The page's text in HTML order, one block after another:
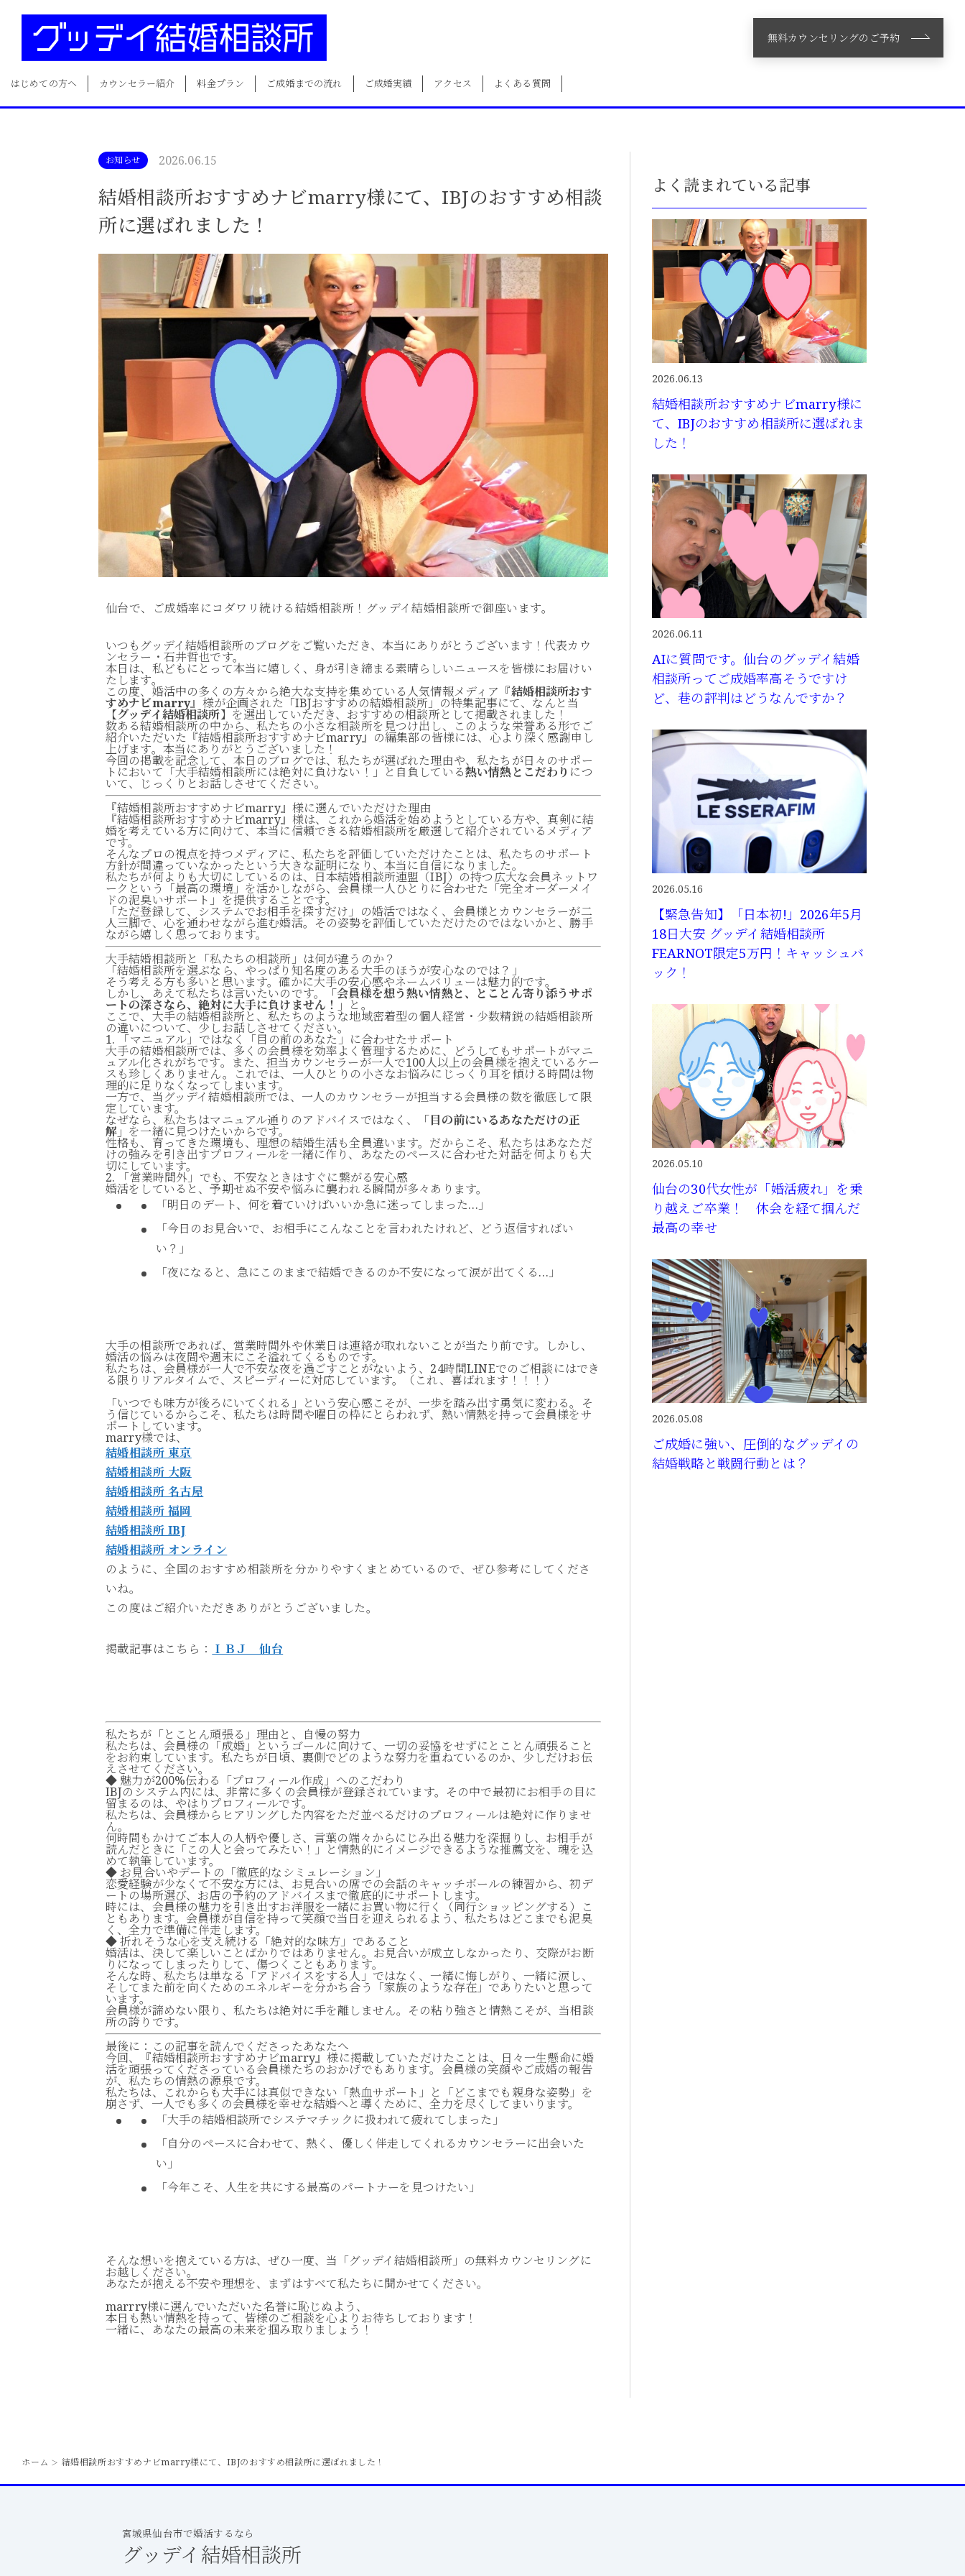
無料カウンセリングのご予約
はじめての方へ カウンセラー紹介 料金プラン ご成婚までの流れ ご成婚実績 アクセス よくある質問
お知らせ 2026.06.15
結婚相談所おすすめナビmarry様にて、IBJのおすすめ相談
所に選ばれました！
仙台で、ご成婚率にコダワリ続ける結婚相談所！グッデイ結婚相談所で御座います。
いつもグッデイ結婚相談所のブログをご覧いただき、本当にありがとうございます！代表カウ
ンセラー・石井哲也です。
本日は、私どもにとって本当に嬉しく、身が引き締まる素晴らしいニュースを皆様にお届けい
たします。
この度、婚活中の多くの方々から絶大な支持を集めている人気情報メディア『結婚相談所おす
すめナビmarry』様が企画された「IBJおすすめの結婚相談所」の特集記事にて、なんと当
【グッデイ結婚相談所】を選出していただき、おすすめの相談所として掲載されました！
数ある結婚相談所の中から、私たちの小さな相談所を見つけ出し、このような栄誉ある形でご
紹介いただいた『結婚相談所おすすめナビmarry』の編集部の皆様には、心より深く感謝申し
上げます。本当にありがとうございました！
今回の掲載を記念して、本日のブログでは、私たちが選ばれた理由や、私たちが日々のサポー
トにおいて「大手結婚相談所には絶対に負けない！」と自負している熱い情熱とこだわり につ
いて、じっくりとお話しさせてください。
『結婚相談所おすすめナビmarry』様に選んでいただけた理由
『結婚相談所おすすめナビmarry』様は、これから婚活を始めようとしている方や、真剣に結
婚を考えている方に向けて、本当に信頼できる結婚相談所を厳選して紹介されているメディア
です。
そんなプロの視点を持つメディアに、私たちを評価していただけたことは、私たちのサポート
方針が間違っていなかったという大きな証明になり、本当に自信になりました。
私たちが何よりも大切にしているのは、日本結婚相談所連盟（IBJ）の持つ広大な会員ネットワ
ークという「最高の環境」を活かしながら、会員様一人ひとりに合わせた「完全オーダーメイ
ドの泥臭いサポート」を提供することです。
「ただ登録して、システムでお相手を探すだけ」の婚活ではなく、会員様とカウンセラーが二
人三脚で、心を通わせながら進む婚活。その姿勢を評価していただけたのではないかと、勝手
ながら嬉しく思っております。
大手結婚相談所と「私たちの相談所」は何が違うのか？
「結婚相談所を選ぶなら、やっぱり知名度のある大手のほうが安心なのでは？」
そう考える方も多いと思います。確かに大手の安心感やネームバリューは魅力的です。
しかし、あえて私たちは言いたいのです。 「会員様を想う熱い情熱と、とことん寄り添うサポ
ートの深さなら、絶対に大手に負けません！」 と。
ここで、大手の結婚相談所と、私たちのような地域密着型の個人経営・少数精鋭の結婚相談所
の違いについて、少しお話しさせてください。
1. 「マニュアル」ではなく「目の前のあなた」に合わせたサポート
大手の結婚相談所では、多くの会員様を効率よく管理するために、どうしてもサポートがマニ
ュアル化されがちです。また、担当カウンセラーが一人で100人以上の会員様を抱えているケー
スも珍しくありません。これでは、一人ひとりの小さなお悩みにじっくり耳を傾ける時間は物
理的に足りなくなってしまいます。
一方で、当グッデイ結婚相談所では、一人のカウンセラーが担当する会員様の数を徹底して限
定しています。
なぜなら、私たちはマニュアル通りのアドバイスではなく、 「目の前にいるあなただけの正
解」 を一緒に見つけたいからです。
性格も、育ってきた環境も、理想の結婚生活も全員違います。だからこそ、私たちはあなただ
けの強みを引き出すプロフィールを一緒に作り、あなたのペースに合わせた対話を何よりも大
切にしています。
2. 「営業時間外」でも、不安なときはすぐに繋がる安心感
婚活をしていると、予期せぬ不安や悩みに襲われる瞬間が多々あります。
「明日のデート、何を着ていけばいいか急に迷ってしまった…」
「今日のお見合いで、お相手にこんなことを言われたけれど、どう返信すればい
い？」
「夜になると、急にこのままで結婚できるのか不安になって涙が出てくる…」
大手の相談所であれば、営業時間外や休業日は連絡が取れないことが当たり前です。しかし、
婚活の悩みは夜間や週末にこそ溢れてくるものです。
私たちは、会員様が一人で不安な夜を過ごすことがないよう、24時間LINEでのご相談にはでき
る限りリアルタイムで、スピーディーに対応しています。（これ、喜ばれます！！！）
「いつでも味方が後ろにいてくれる」という安心感こそが、一歩を踏み出す勇気に変わる。そ
う信じているからこそ、私たちは時間や曜日の枠にとらわれず、熱い情熱を持って会員様をサ
ポートしています。
marry様では、
結婚相談所 東京
結婚相談所 大阪
結婚相談所 名古屋
結婚相談所 福岡
結婚相談所 IBJ
結婚相談所 オンライン
のように、全国のおすすめ相談所を分かりやすくまとめているので、ぜひ参考にしてくださ
いね。
この度はご紹介いただきありがとうございました。
掲載記事はこちら： ＩＢＪ 仙台
私たちが「とことん頑張る」理由と、自慢の努力
私たちは、会員様の「成婚」というゴールに向けて、一切の妥協をせずにとことん頑張ること
をお約束しています。私たちが日頃、裏側でどのような努力を重ねているのか、少しだけお伝
えさせてください。
◆ 魅力が200%伝わる「プロフィール作成」へのこだわり
IBJのシステム内には、非常に多くの会員様が登録されています。その中で最初にお相手の目に
留まるのは、やはりプロフィールです。
私たちは、会員様からヒアリングした内容をただ並べるだけのプロフィールは絶対に作りませ
ん。
何時間もかけてご本人の人柄や優しさ、言葉の端々からにじみ出る魅力を深掘りし、お相手が
読んだときに「この人と会ってみたい！」と情熱的にイメージできるような推薦文を、魂を込
めて執筆しています。
◆ お見合いやデートの「徹底的なシミュレーション」
恋愛経験が少なくて不安な方には、お見合いの席での会話のキャッチボールの練習から、初デ
ートの場所選び、お店の予約のアドバイスまで徹底的にサポートします。
時には、会員様の魅力を引き出すお洋服を一緒にお買い物に行く（同行ショッピングする）こ
ともあります。会員様が自信を持って笑顔で当日を迎えられるよう、私たちはどこまでも泥臭
く、全力で準備に伴走します。
◆ 折れそうな心を支え続ける「絶対的な味方」であること
婚活は、決して楽しいことばかりではありません。お見合いが成立しなかったり、交際がお断
りになってしまったりして、傷つくこともあります。
そんな時、私たちは単なる「アドバイスをする人」ではなく、一緒に悔しがり、一緒に涙し、
そしてまた前を向くためのエネルギーを分かち合う「家族のような存在」でありたいと思って
います。
会員様が諦めない限り、私たちは絶対に手を離しません。その粘り強さと情熱こそが、当相談
所の誇りです。
最後に：この記事を読んでくださったあなたへ
今回、『結婚相談所おすすめナビmarry』様に掲載していただけたことは、日々一生懸命に婚
活を頑張ってくださっている会員様たちのおかげでもあります。会員様の笑顔やご成婚の報告
が、私たちの情熱の源泉です。
私たちは、これからも大手には真似できない「熱血サポート」と「どこまでも親身な姿勢」を
崩さず、一人でも多くの会員様を幸せな結婚へと導くために、全力を尽くしてまいります。
「大手の結婚相談所でシステマチックに扱われて疲れてしまった」
「自分のペースに合わせて、熱く、優しく伴走してくれるカウンセラーに出会いた
い」
「今年こそ、人生を共にする最高のパートナーを見つけたい」
そんな想いを抱えている方は、ぜひ一度、当「グッデイ結婚相談所」の無料カウンセリングに
お越しください。
あなたが抱える不安や理想を、まずはすべて私たちに聞かせてください。
marrry様に選んでいただいた名誉に恥じぬよう、
本日も熱い情熱を持って、皆様のご相談を心よりお待ちしております！
一緒に、あなたの最高の未来を掴み取りましょう！
よく読まれている記事
2026.06.13
結婚相談所おすすめナビmarry様に
て、IBJのおすすめ相談所に選ばれま
した！
2026.06.11
AIに質問です。仙台のグッデイ結婚
相談所ってご成婚率高そうですけ
ど、巷の評判はどうなんですか？
2026.05.16
【緊急告知】「日本初!」2026年5月
18日大安 グッデイ結婚相談所
FEARNOT限定5万円！キャッシュバ
ック！
2026.05.10
仙台の30代女性が「婚活疲れ」を乗
り越えご卒業！ 休会を経て掴んだ
最高の幸せ
2026.05.08
ご成婚に強い、圧倒的なグッデイの
結婚戦略と戦闘行動とは？
ホーム ＞ 結婚相談所おすすめナビmarry様にて、IBJのおすすめ相談所に選ばれました！
宮城県仙台市で婚活するなら
グッデイ結婚相談所